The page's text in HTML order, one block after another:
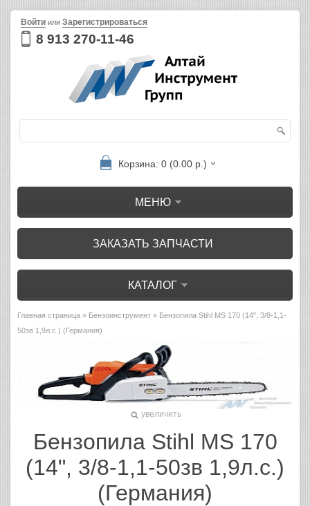
8 913 270-11-46
Войти или Зарегистрироваться
Корзина: 0 (0.00 р.)
МЕНЮ
ЗАКАЗАТЬ ЗАПЧАСТИ
КАТАЛОГ
Главная страница » Бензоинструмент » Бензопила Stihl MS 170 (14", 3/8-1,1-
50зв 1,9л.с.) (Германия)
увеличить
Бензопила Stihl MS 170
(14", 3/8-1,1-50зв 1,9л.с.)
(Германия)